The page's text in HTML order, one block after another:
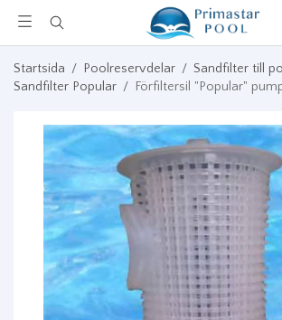
Startsida / Poolreservdelar / Sandfilter till
Sandfilter Popular / Förfiltersil "Popular"